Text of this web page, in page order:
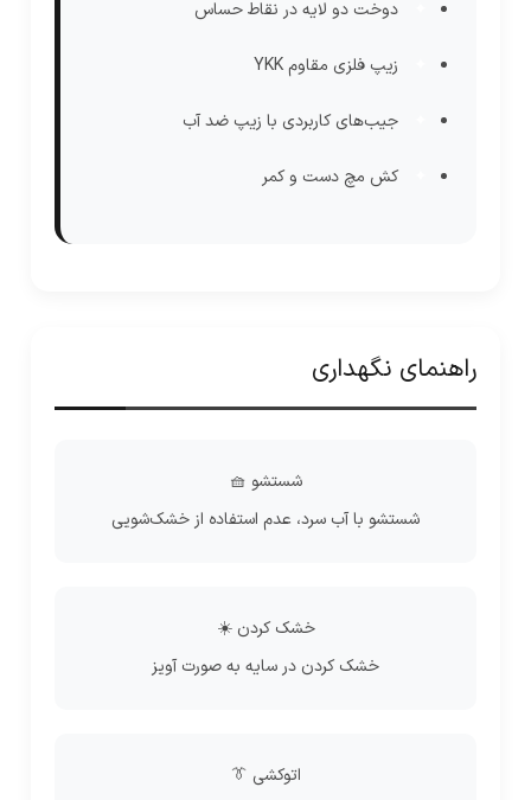
دوخت دو لایه در نقاط حساس
زیپ فلزی مقاوم YKK
جیب‌های کاربردی با زیپ ضد آب
کش مچ دست و کمر
راهنمای نگهداری
شستشو 🧺
شستشو با آب سرد، عدم استفاده از خشک‌شویی
خشک کردن ☀️
خشک کردن در سایه به صورت آویز
اتوکشی 👔